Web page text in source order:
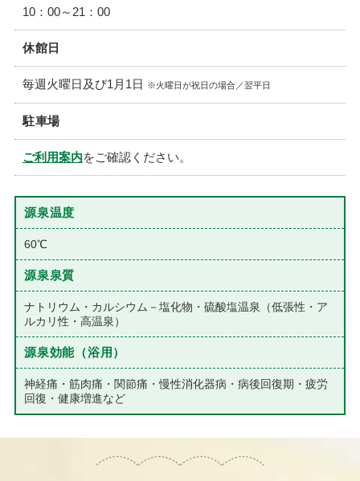
10：00～21：00
休館日
毎週火曜日及び1月1日 ※火曜日が祝日の場合／翌平日
駐車場
ご利用案内をご確認ください。
源泉温度
60℃
源泉泉質
ナトリウム・カルシウム－塩化物・硫酸塩温泉（低張性・ア
ルカリ性・高温泉）
源泉効能 （浴用）
神経痛・筋肉痛・関節痛・慢性消化器病・病後回復期・疲労
回復・健康増進など